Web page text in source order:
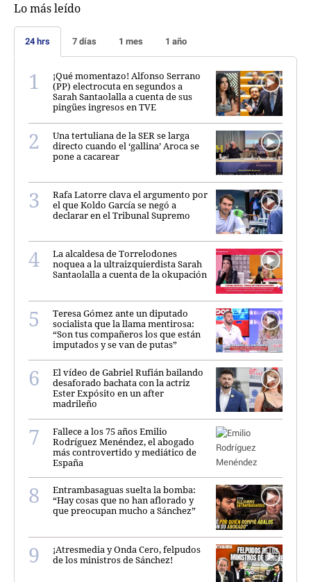
Lo más leído
24 hrs 7 días 1 mes 1 año
¡Qué momentazo! Alfonso Serrano
(PP) electrocuta en segundos a
Sarah Santaolalla a cuenta de sus
pingües ingresos en TVE
Una tertuliana de la SER se larga
directo cuando el ‘gallina’ Aroca se
pone a cacarear
Rafa Latorre clava el argumento por
el que Koldo García se negó a
declarar en el Tribunal Supremo
La alcaldesa de Torrelodones
noquea a la ultraizquierdista Sarah
Santaolalla a cuenta de la okupación
Teresa Gómez ante un diputado
socialista que la llama mentirosa:
“Son tus compañeros los que están
imputados y se van de putas”
El vídeo de Gabriel Rufián bailando
desaforado bachata con la actriz
Ester Expósito en un after
madrileño
Fallece a los 75 años Emilio
Rodríguez Menéndez, el abogado
más controvertido y mediático de
España
Entrambasaguas suelta la bomba:
“Hay cosas que no han aflorado y
que preocupan mucho a Sánchez”
¡Atresmedia y Onda Cero, felpudos
de los ministros de Sánchez!